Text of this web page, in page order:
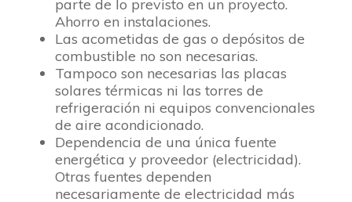
parte de lo previsto en un proyecto.
Ahorro en instalaciones.
Las acometidas de gas o depósitos de
combustible no son necesarias.
Tampoco son necesarias las placas
solares térmicas ni las torres de
refrigeración ni equipos convencionales
de aire acondicionado.
Dependencia de una única fuente
energética y proveedor (electricidad).
Otras fuentes dependen
necesariamente de electricidad más